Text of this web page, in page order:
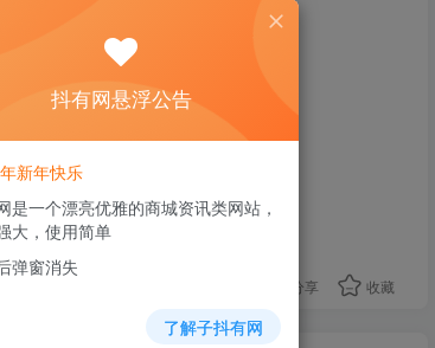
试？
分
+6 +15
分享 收藏
抖有网悬浮公告
新年快乐
是一个漂亮优雅的商城资讯类网站，
大，使用简单
弹窗消失
了解子抖有网